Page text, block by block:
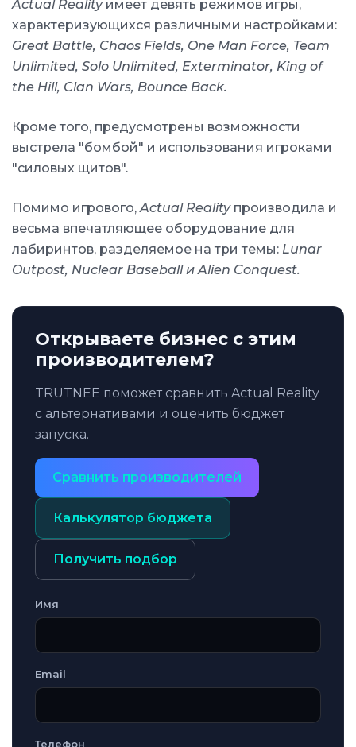
Actual Realityимеет девять режимов игры,
характеризующихся различными настройками:
Great Battle, Chaos Fields, One Man Force, Team
Unlimited, Solo Unlimited, Exterminator, King of
the Hill, Clan Wars, Bounce Back.
Кроме того, предусмотрены возможности
выстрела "бомбой" и использования игроками
"силовых щитов".
Помимо игрового, Actual Realityпроизводила и
весьма впечатляющее оборудование для
лабиринтов, разделяемое на три темы: Lunar
Outpost, Nuclear Baseball и Alien Conquest.
Открываете бизнес с этим
производителем?
TRUTNEE поможет сравнить Actual Reality
с альтернативами и оценить бюджет
запуска.
Сравнить производителей
Калькулятор бюджета
Получить подбор
Имя
Email
Телефон